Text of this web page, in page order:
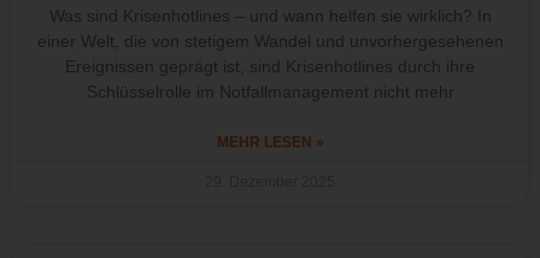
Was sind Krisenhotlines – und wann helfen sie wirklich? In
einer Welt, die von stetigem Wandel und unvorhergesehenen
Ereignissen geprägt ist, sind Krisenhotlines durch ihre
Schlüsselrolle im Notfallmanagement nicht mehr
MEHR LESEN »